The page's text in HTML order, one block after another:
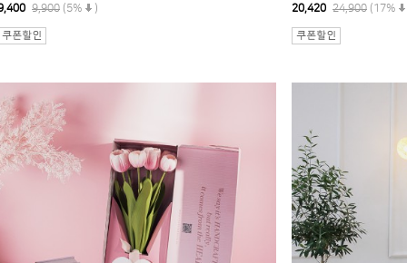
9,900 (5% ) 20,420 24,900 (17%